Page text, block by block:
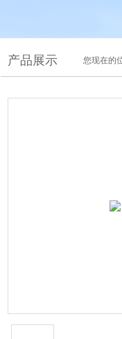
产品展示 您现在的